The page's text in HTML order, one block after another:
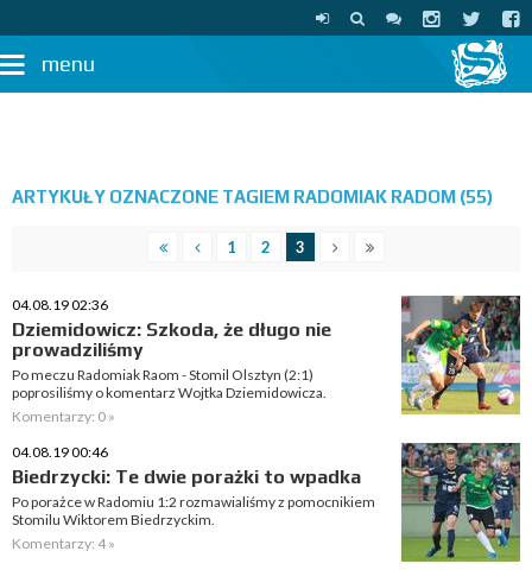
menu
ARTYKUŁY OZNACZONE TAGIEM RADOMIAK RADOM (55)
1 2 3
04.08.19 02:36
Dziemidowicz: Szkoda, że długo nie
prowadziliśmy
Po meczu Radomiak Raom - Stomil Olsztyn (2:1)
poprosiliśmy o komentarz Wojtka Dziemidowicza.
Komentarzy: 0 »
04.08.19 00:46
Biedrzycki: Te dwie porażki to wpadka
Po porażce w Radomiu 1:2 rozmawialiśmy z pomocnikiem
Stomilu Wiktorem Biedrzyckim.
Komentarzy: 4 »